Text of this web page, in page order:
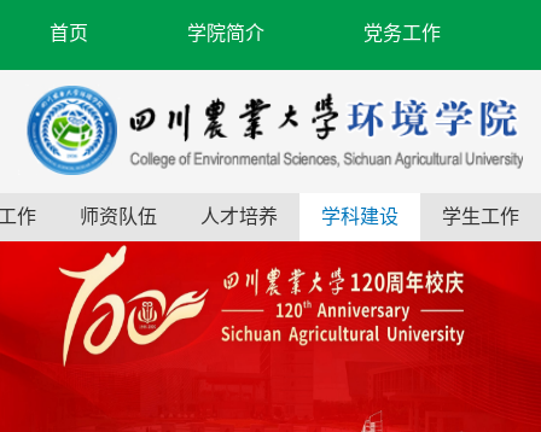
首页 学院简介 党务工作
作 师资队伍 人才培养 学科建设 学生工作